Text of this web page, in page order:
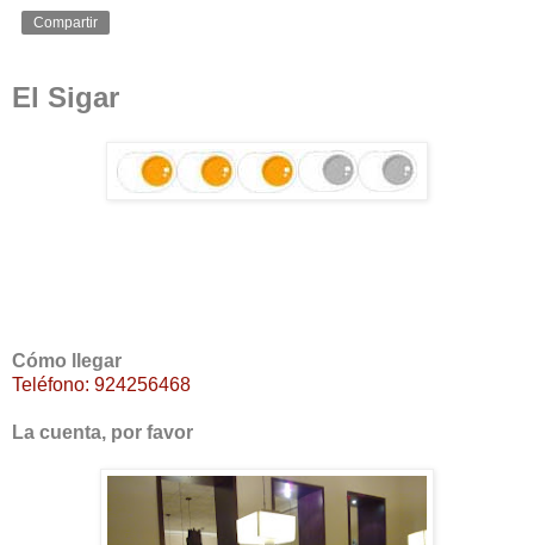
Compartir
El Sigar
Cómo llegar
Teléfono: 924256468
La cuenta, por favor